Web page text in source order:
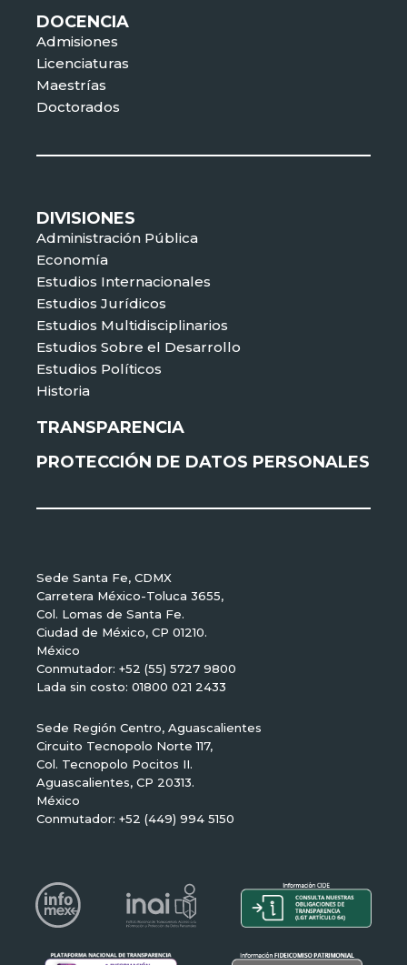
DOCENCIA
Admisiones
Licenciaturas
Maestrías
Doctorados
DIVISIONES
Administración Pública
Economía
Estudios Internacionales
Estudios Jurídicos
Estudios Multidisciplinarios
Estudios Sobre el Desarrollo
Estudios Políticos
Historia
TRANSPARENCIA
PROTECCIÓN DE DATOS PERSONALES
Sede Santa Fe, CDMX
Carretera México-Toluca 3655,
Col. Lomas de Santa Fe.
Ciudad de México, CP 01210.
México
Conmutador: +52 (55) 5727 9800
Lada sin costo: 01800 021 2433
Sede Región Centro, Aguascalientes
Circuito Tecnopolo Norte 117,
Col. Tecnopolo Pocitos II.
Aguascalientes, CP 20313.
México
Conmutador: +52 (449) 994 5150